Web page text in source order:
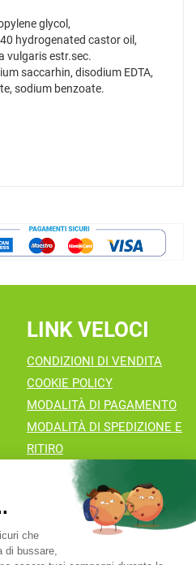
glycol,
hydrogenated castor oil,
vulgaris estr.sec.
saccarhin, disodium EDTA,
sodium benzoate.
LINK VELOCI
CONDIZIONI DI VENDITA
COOKIE POLICY
MODALITÀ DI PAGAMENTO
MODALITÀ DI SPEDIZIONE E
RITIRO
Pipia
- Via Natale Perego 7
d'Adda (MI)